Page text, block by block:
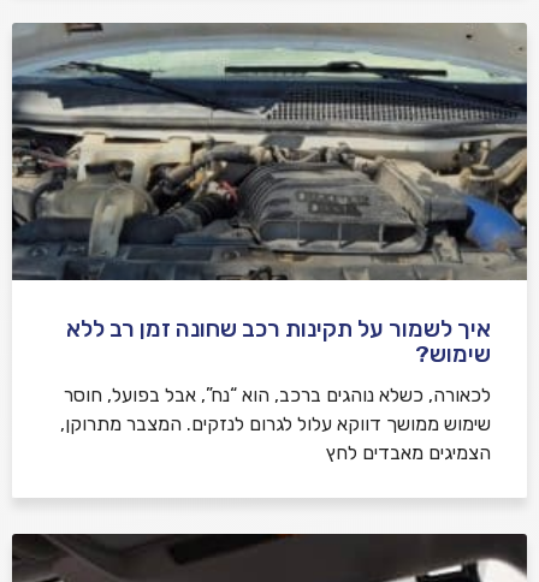
איך לשמור על תקינות רכב שחונה זמן רב ללא
שימוש?
לכאורה, כשלא נוהגים ברכב, הוא “נח”, אבל בפועל, חוסר
שימוש ממושך דווקא עלול לגרום לנזקים. המצבר מתרוקן,
הצמיגים מאבדים לחץ